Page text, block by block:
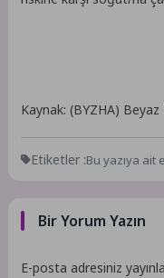
Kaynak: (BYZHA) Beyaz
Etiketler :Bu yazıya ait
Bir Yorum Yazın
E-posta adresiniz